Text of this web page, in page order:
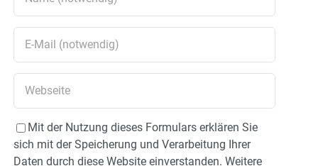
Mit der Nutzung dieses Formulars erklären Sie
sich mit der Speicherung und Verarbeitung Ihrer
Daten durch diese Website einverstanden. Weitere